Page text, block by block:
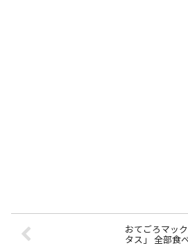
おてごろマッ
タス」 全部食